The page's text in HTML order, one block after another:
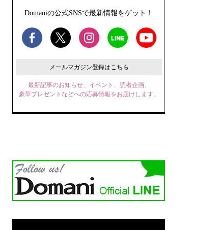
Domaniの公式SNSで最新情報をゲット！
メールマガジン登録はこちら
最新記事のお知らせ、イベント、読者企画、
豪華プレゼントなどへの応募情報をお届けします。